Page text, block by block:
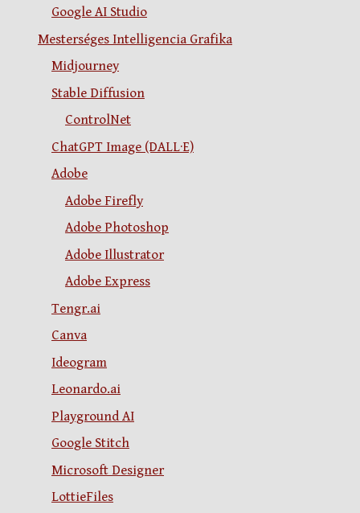
Google AI Studio
Mesterséges Intelligencia Grafika
Midjourney
Stable Diffusion
ControlNet
ChatGPT Image (DALL·E)
Adobe
Adobe Firefly
Adobe Photoshop
Adobe Illustrator
Adobe Express
Tengr.ai
Canva
Ideogram
Leonardo.ai
Playground AI
Google Stitch
Microsoft Designer
LottieFiles